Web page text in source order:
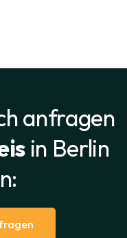
anfragen
in Berlin